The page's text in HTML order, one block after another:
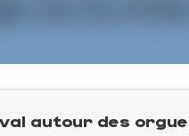
autour des